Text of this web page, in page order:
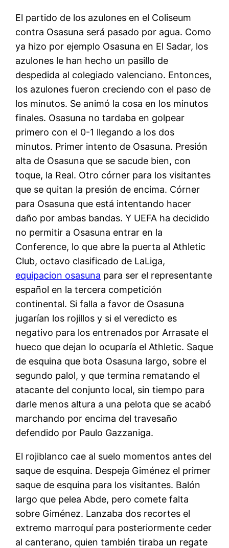
El partido de los azulones en el Coliseum
contra Osasuna será pasado por agua. Como
ya hizo por ejemplo Osasuna en El Sadar, los
azulones le han hecho un pasillo de
despedida al colegiado valenciano. Entonces,
los azulones fueron creciendo con el paso de
los minutos. Se animó la cosa en los minutos
finales. Osasuna no tardaba en golpear
primero con el 0-1 llegando a los dos
minutos. Primer intento de Osasuna. Presión
alta de Osasuna que se sacude bien, con
toque, la Real. Otro córner para los visitantes
que se quitan la presión de encima. Córner
para Osasuna que está intentando hacer
daño por ambas bandas. Y UEFA ha decidido
no permitir a Osasuna entrar en la
Conference, lo que abre la puerta al Athletic
Club, octavo clasificado de LaLiga,
equipacion osasuna para ser el representante
español en la tercera competición
continental. Si falla a favor de Osasuna
jugarían los rojillos y si el veredicto es
negativo para los entrenados por Arrasate el
hueco que dejan lo ocuparía el Athletic. Saque
de esquina que bota Osasuna largo, sobre el
segundo palol, y que termina rematando el
atacante del conjunto local, sin tiempo para
darle menos altura a una pelota que se acabó
marchando por encima del travesaño
defendido por Paulo Gazzaniga.
El rojiblanco cae al suelo momentos antes del
saque de esquina. Despeja Giménez el primer
saque de esquina para los visitantes. Balón
largo que pelea Abde, pero comete falta
sobre Giménez. Lanzaba dos recortes el
extremo marroquí para posteriormente ceder
al canterano, quien también tiraba un regate